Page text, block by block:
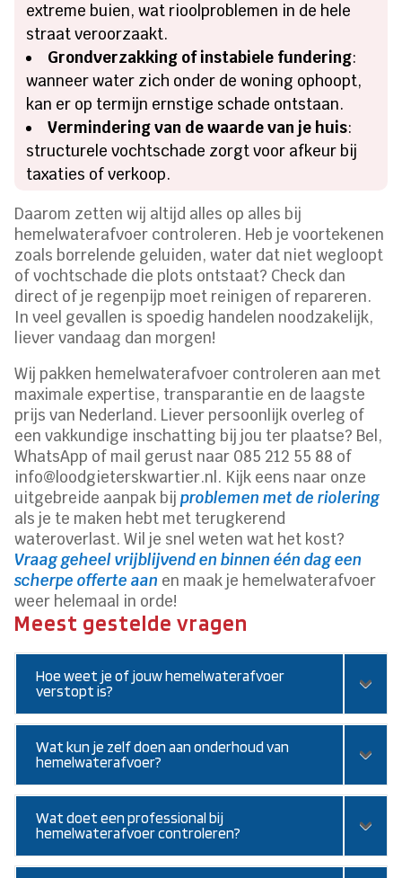
extreme buien, wat rioolproblemen in de hele
straat veroorzaakt.
Grondverzakking of instabiele fundering:
wanneer water zich onder de woning ophoopt,
kan er op termijn ernstige schade ontstaan.
Vermindering van de waarde van je huis:
structurele vochtschade zorgt voor afkeur bij
taxaties of verkoop.
Daarom zetten wij altijd alles op alles bij
hemelwaterafvoer controleren. Heb je voortekenen
zoals borrelende geluiden, water dat niet wegloopt
of vochtschade die plots ontstaat? Check dan
direct of je regenpijp moet reinigen of repareren.
In veel gevallen is spoedig handelen noodzakelijk,
liever vandaag dan morgen!
Wij pakken hemelwaterafvoer controleren aan met
maximale expertise, transparantie en de laagste
prijs van Nederland. Liever persoonlijk overleg of
een vakkundige inschatting bij jou ter plaatse? Bel,
WhatsApp of mail gerust naar 085 212 55 88 of
info@loodgieterskwartier.nl. Kijk eens naar onze
uitgebreide aanpak bijproblemen met de riolering
als je te maken hebt met terugkerend
wateroverlast. Wil je snel weten wat het kost?
Vraag geheel vrijblijvend en binnen één dag een
scherpe offerte aan en maak je hemelwaterafvoer
weer helemaal in orde!
Meest gestelde vragen
Hoe weet je of jouw hemelwaterafvoer
verstopt is?
Wat kun je zelf doen aan onderhoud van
hemelwaterafvoer?
Wat doet een professional bij
hemelwaterafvoer controleren?